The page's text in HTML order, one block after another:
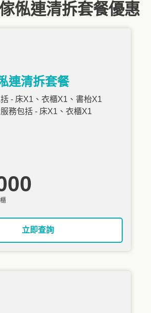
俬連清拆套餐優惠
連清拆套餐
- 床X1、衣櫃X1、書枱X1
務包括 - 床X1、衣櫃X1
立即查詢